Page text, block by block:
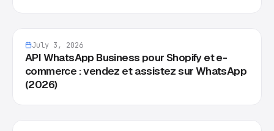
July 3, 2026
API WhatsApp Business pour Shopify et e-
commerce : vendez et assistez sur WhatsApp
(2026)